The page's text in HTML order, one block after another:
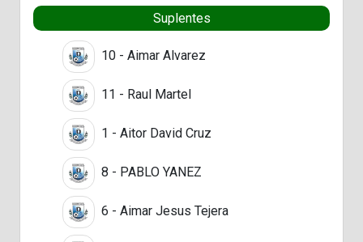
Suplentes
10 - Aimar Alvarez
11 - Raul Martel
1 - Aitor David Cruz
8 - PABLO YANEZ
6 - Aimar Jesus Tejera